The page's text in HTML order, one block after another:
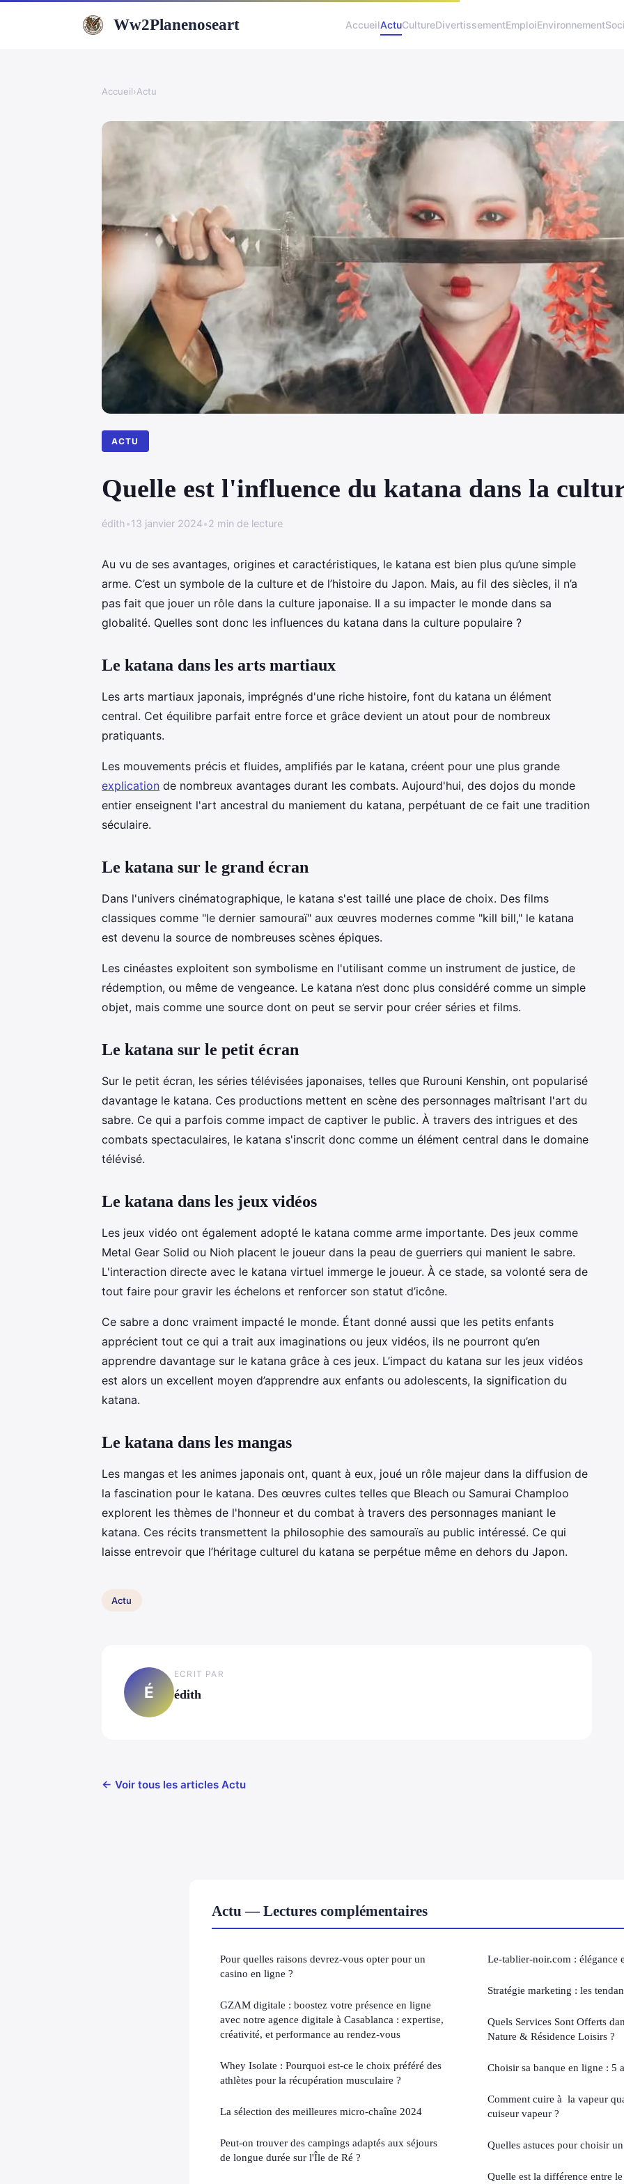
Ww2Planenoseart AccueilActuCultureDivertissementEmploiEnvironnement
Accueil›Actu
ACTU
Quelle est l'influence du katana dans la
édith•13 janvier 2024•2 min de lecture
Au vu de ses avantages, origines et caractéristiques, le katana est bien plus qu’une simple
arme. C’est un symbole de la culture et de l’histoire du Japon. Mais, au fil des siècles, il n’a
pas fait que jouer un rôle dans la culture japonaise. Il a su impacter le monde dans sa
globalité. Quelles sont donc les influences du katana dans la culture populaire ?
Le katana dans les arts martiaux
Les arts martiaux japonais, imprégnés d'une riche histoire, font du katana un élément
central. Cet équilibre parfait entre force et grâce devient un atout pour de nombreux
pratiquants.
Les mouvements précis et fluides, amplifiés par le katana, créent pour une plus grande
explication de nombreux avantages durant les combats. Aujourd'hui, des dojos du monde
entier enseignent l'art ancestral du maniement du katana, perpétuant de ce fait une tradition
séculaire.
Le katana sur le grand écran
Dans l'univers cinématographique, le katana s'est taillé une place de choix. Des films
classiques comme "le dernier samouraï" aux œuvres modernes comme "kill bill," le katana
est devenu la source de nombreuses scènes épiques.
Les cinéastes exploitent son symbolisme en l'utilisant comme un instrument de justice, de
rédemption, ou même de vengeance. Le katana n’est donc plus considéré comme un simple
objet, mais comme une source dont on peut se servir pour créer séries et films.
Le katana sur le petit écran
Sur le petit écran, les séries télévisées japonaises, telles que Rurouni Kenshin, ont popularisé
davantage le katana. Ces productions mettent en scène des personnages maîtrisant l'art du
sabre. Ce qui a parfois comme impact de captiver le public. À travers des intrigues et des
combats spectaculaires, le katana s'inscrit donc comme un élément central dans le domaine
télévisé.
Le katana dans les jeux vidéos
Les jeux vidéo ont également adopté le katana comme arme importante. Des jeux comme
Metal Gear Solid ou Nioh placent le joueur dans la peau de guerriers qui manient le sabre.
L'interaction directe avec le katana virtuel immerge le joueur. À ce stade, sa volonté sera de
tout faire pour gravir les échelons et renforcer son statut d’icône.
Ce sabre a donc vraiment impacté le monde. Étant donné aussi que les petits enfants
apprécient tout ce qui a trait aux imaginations ou jeux vidéos, ils ne pourront qu’en
apprendre davantage sur le katana grâce à ces jeux. L’impact du katana sur les jeux vidéos
est alors un excellent moyen d’apprendre aux enfants ou adolescents, la signification du
katana.
Le katana dans les mangas
Les mangas et les animes japonais ont, quant à eux, joué un rôle majeur dans la diffusion de
la fascination pour le katana. Des œuvres cultes telles que Bleach ou Samurai Champloo
explorent les thèmes de l'honneur et du combat à travers des personnages maniant le
katana. Ces récits transmettent la philosophie des samouraïs au public intéressé. Ce qui
laisse entrevoir que l’héritage culturel du katana se perpétue même en dehors du Japon.
Actu
É
ECRIT PAR
édith
← Voir tous les articles Actu
Actu — Lectures complémentaires
Pour quelles raisons devrez-vous opter pour un
casino en ligne ?
GZAM digitale : boostez votre présence en ligne
avec notre agence digitale à Casablanca : expertise,
créativité, et performance au rendez-vous
Whey Isolate : Pourquoi est-ce le choix préféré des
athlètes pour la récupération musculaire ?
La sélection des meilleures micro-chaîne 2024
Peut-on trouver des campings adaptés aux séjours
de longue durée sur l'Île de Ré ?
Le-tablier-noir.com : élégance
Stratégie marketing : les
Quels Services Sont Offerts
Nature & Résidence Loisirs ?
Choisir sa banque en ligne : 5
Comment cuire à la vapeur
cuiseur vapeur ?
Quelles astuces pour choisir
Quelle est la différence entre